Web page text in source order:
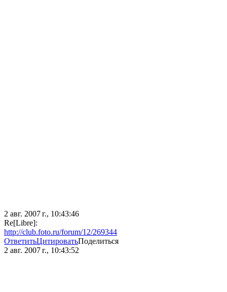
2 авг. 2007 г., 10:43:46
Re[Libre]:
http://club.foto.ru/forum/12/269344
ОтветитьЦитироватьПоделиться
2 авг. 2007 г., 10:43:52